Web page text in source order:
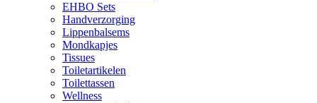
EHBO Sets
Handverzorging
Lippenbalsems
Mondkapjes
Tissues
Toiletartikelen
Toilettassen
Wellness